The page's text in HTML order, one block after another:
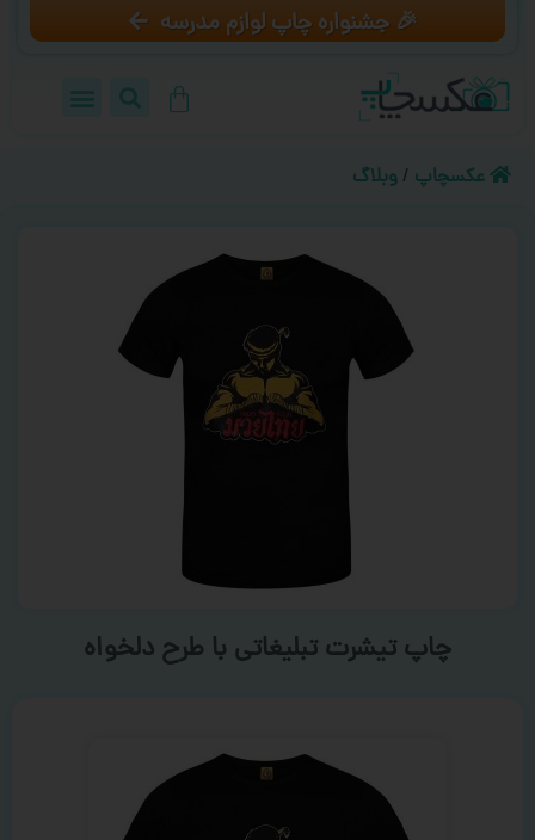
🎉 جشنواره چاپ لوازم مدرسه
عکسچاپ / وبلاگ
چاپ تیشرت تبلیغاتی با طرح دلخواه